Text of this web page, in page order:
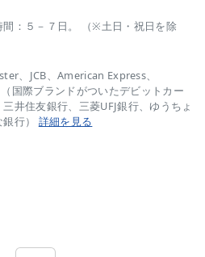
：５－７日。 （※土日・祝日を除
、JCB、American Express、
国際ブランドがついたデビットカー
井住友銀行、三菱UFJ銀行、ゆうちょ
行） 詳細を見る